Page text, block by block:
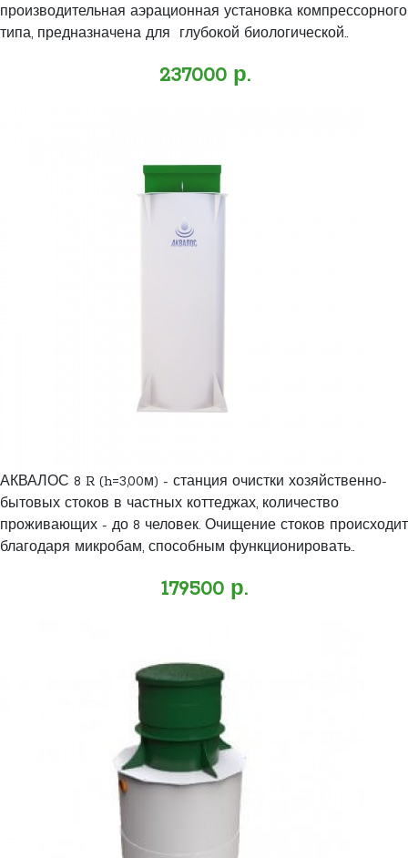
производительная аэрационная установка компрессорного
типа, предназначена для глубокой биологической..
237000 р.
АКВАЛОС 8 R (h=3,00м) - станция очистки хозяйственно-
бытовых стоков в частных коттеджах, количество
проживающих - до 8 человек. Очищение стоков происходит
благодаря микробам, способным функционировать..
179500 р.